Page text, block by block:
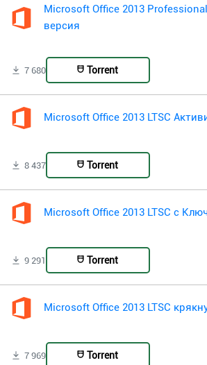
Microsoft Office 2013
версия
7 680 Torrent
Microsoft Office 2013 LTSC
8 437 Torrent
Microsoft Office 2013 LTSC с
9 291 Torrent
Microsoft Office 2013 LTSC
7 969 Torrent